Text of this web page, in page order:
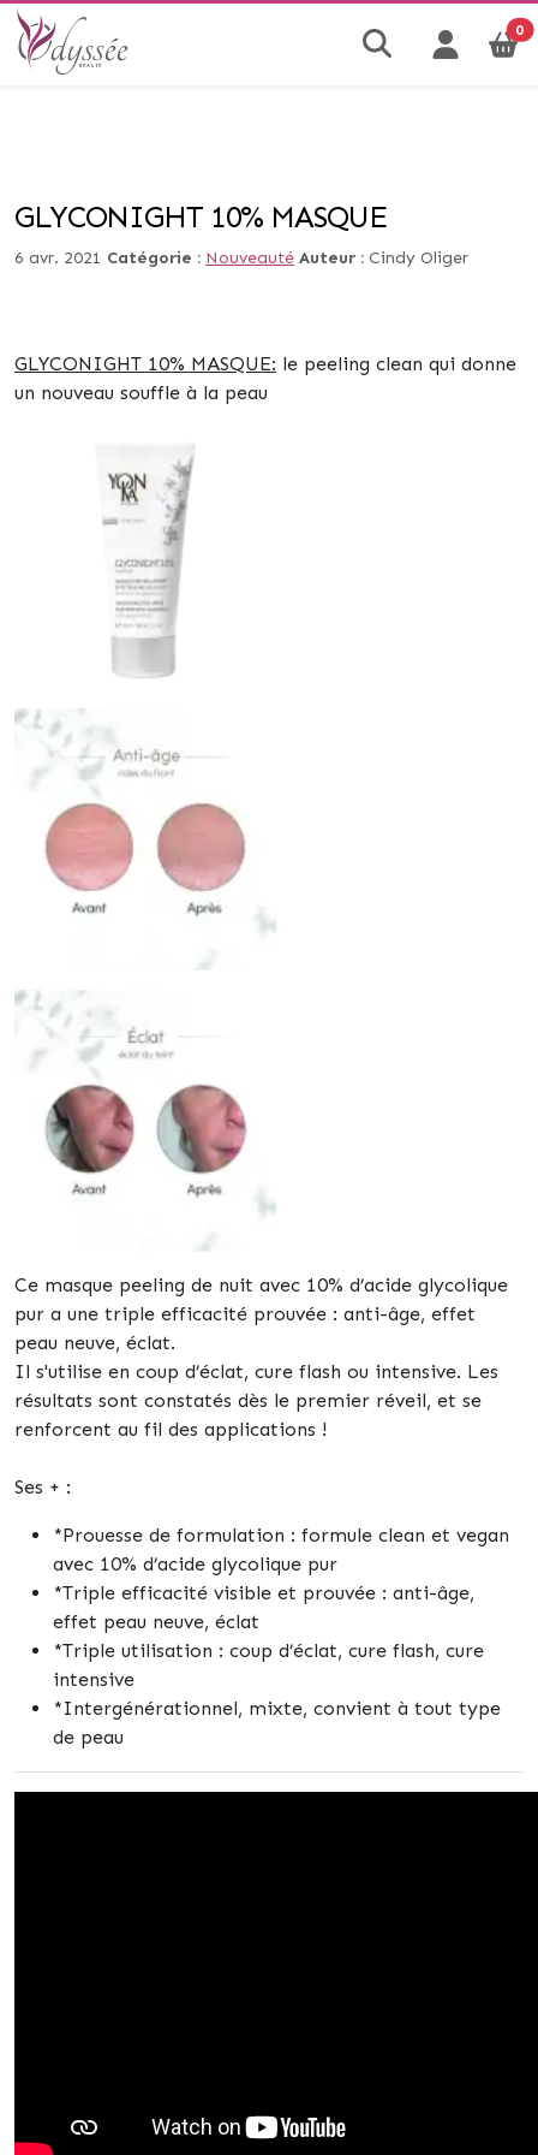
0
GLYCONIGHT 10% MASQUE
6 avr. 2021 Catégorie : Nouveauté Auteur : Cindy Oliger
GLYCONIGHT 10% MASQUE: le peeling clean qui donne
un nouveau souffle à la peau
Ce masque peeling de nuit avec 10% d’acide glycolique
pur a une triple efficacité prouvée : anti-âge, effet
peau neuve, éclat.
Il s'utilise en coup d’éclat, cure flash ou intensive. Les
résultats sont constatés dès le premier réveil, et se
renforcent au fil des applications !
Ses + :
*Prouesse de formulation : formule clean et vegan
avec 10% d’acide glycolique pur
*Triple efficacité visible et prouvée : anti-âge,
effet peau neuve, éclat
*Triple utilisation : coup d’éclat, cure flash, cure
intensive
*Intergénérationnel, mixte, convient à tout type
de peau